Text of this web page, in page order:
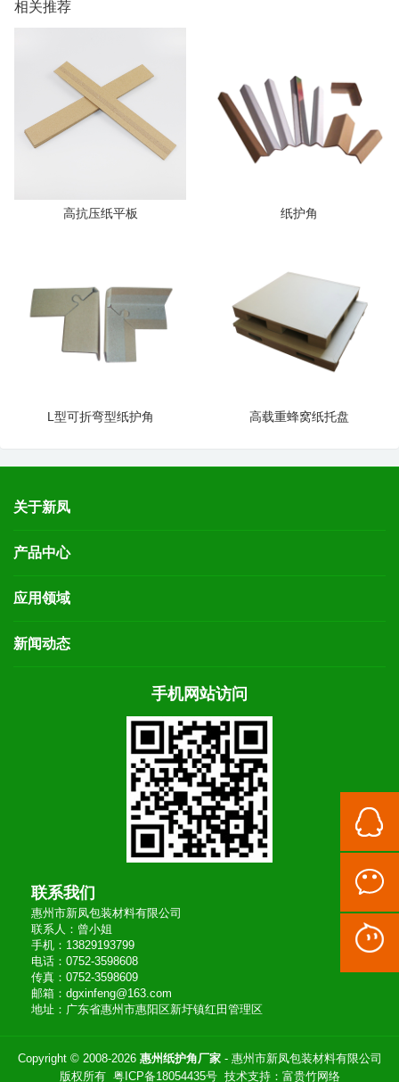
相关推荐
高抗压纸平板 纸护角
L型可折弯型纸护角 高载重蜂窝纸托盘
关于新凤
产品中心
应用领域
新闻动态
手机网站访问
联系我们
惠州市新凤包装材料有限公司
联系人：曾小姐
手机：13829193799
电话：0752-3598608
传真：0752-3598609
邮箱：dgxinfeng@163.com
地址：广东省惠州市惠阳区新圩镇红田管理区
Copyright © 2008-2026 惠州纸护角厂家- 惠州市新凤包装材料有限公司
版权所有 粤ICP备18054435号技术支持： 富贵竹网络